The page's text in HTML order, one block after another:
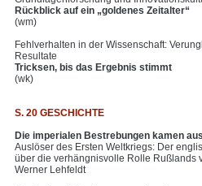
Rückblick auf ein „goldenes Zeitalter“
(wm)
Fehlverhalten in der Wissenschaft:
Resultate
Tricksen, bis das Ergebnis stimmt
(wk)
S. 20 GESCHICHTE
Die imperialen Bestrebungen kamen
Auslöser des Ersten Weltkriegs: Der
über die verhängnisvolle Rolle Rußlands
Werner Lehfeldt